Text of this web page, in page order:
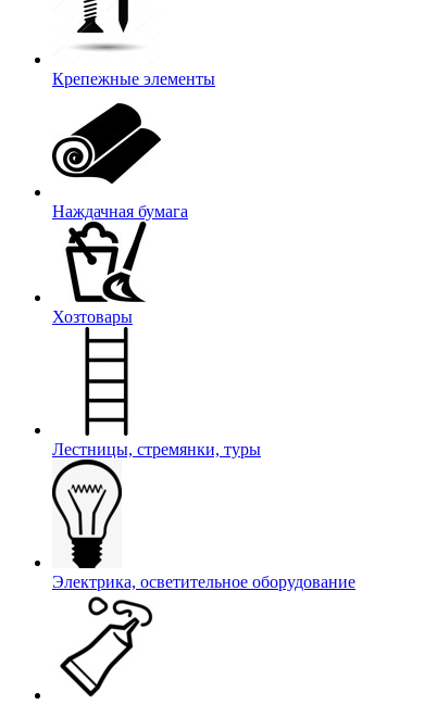
Крепежные элементы
Наждачная бумага
Хозтовары
Лестницы, стремянки, туры
Электрика, осветительное оборудование